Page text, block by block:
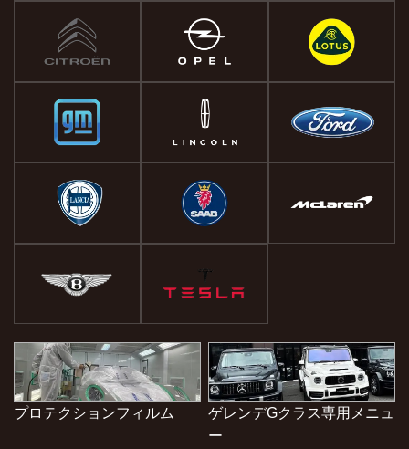
プロテクションフィルム
ゲレンデGクラス専用メニュ
ー